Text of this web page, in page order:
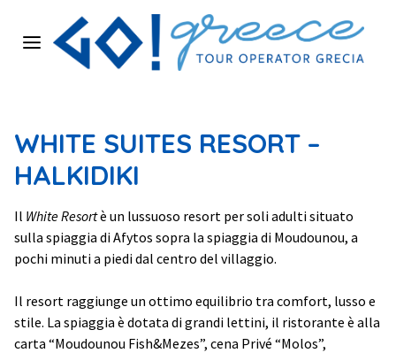
Chi siamo
Cataloghi
Offerte
WHITE SUITES RESORT –
HALKIDIKI
Il White Resortè un lussuoso resort per soli adulti situato
sulla spiaggia di Afytos sopra la spiaggia di Moudounou, a
pochi minuti a piedi dal centro del villaggio.
Il resort raggiunge un ottimo equilibrio tra comfort, lusso e
stile. La spiaggia è dotata di grandi lettini, il ristorante è alla
carta “Moudounou Fish&Mezes”, cena Privé “Molos”,